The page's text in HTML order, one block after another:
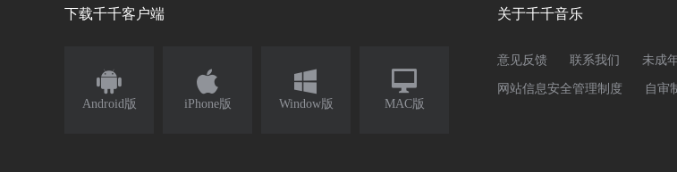
下载千千客户端

Android版

iPhone版

Window版

MAC版
关于千千音乐
意见反馈 联系我们 未成
网站信息安全管理制度 自审